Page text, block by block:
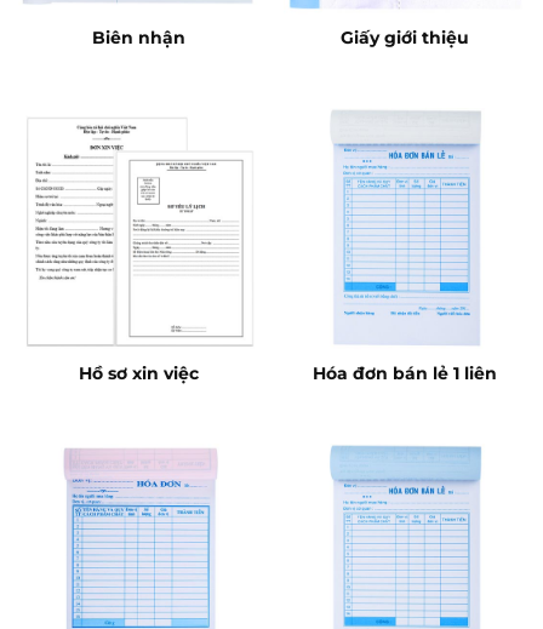
Biên nhận Giấy giới thiệu
Hồ sơ xin việc Hóa đơn bán lẻ 1 liên